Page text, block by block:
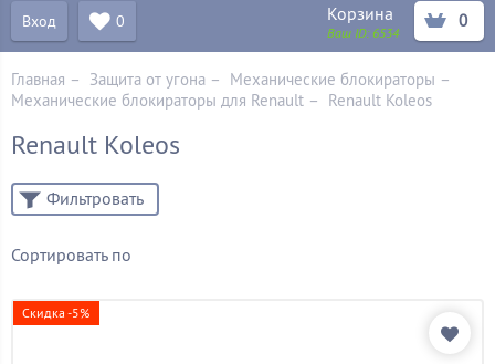
Вход 0 Корзина
Ваш ID:6534
0
Главная – Защита от угона – Механические блoкираторы –
Механические блокираторы для Renault – Renault Koleos
Renault Koleos
Сортировать по
Скидка -5%
Бренд
Гарант
Фильтровать